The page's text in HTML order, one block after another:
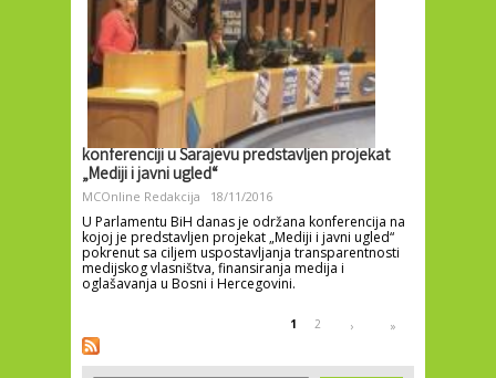
konferenciji u Sarajevu predstavljen projekat
„Mediji i javni ugled“
MCOnline Redakcija 18/11/2016
U Parlamentu BiH danas je održana konferencija na
kojoj je predstavljen projekat „Mediji i javni ugled“
pokrenut sa ciljem uspostavljanja transparentnosti
medijskog vlasništva, finansiranja medija i
oglašavanja u Bosni i Hercegovini.
Pages 1 2 › »